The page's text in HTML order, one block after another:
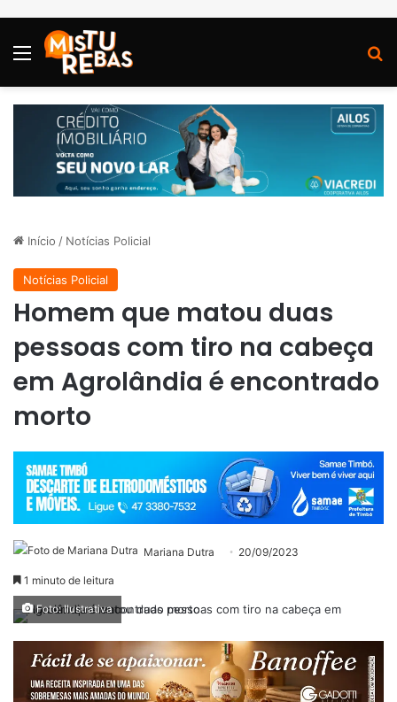
Menu
Início / Notícias Policial
Notícias Policial
Homem que matou duas
pessoas com tiro na cabeça
em Agrolândia é encontrado
morto
Mariana Dutra 20/09/2023
1 minuto de leitura
Foto: Ilustrativa